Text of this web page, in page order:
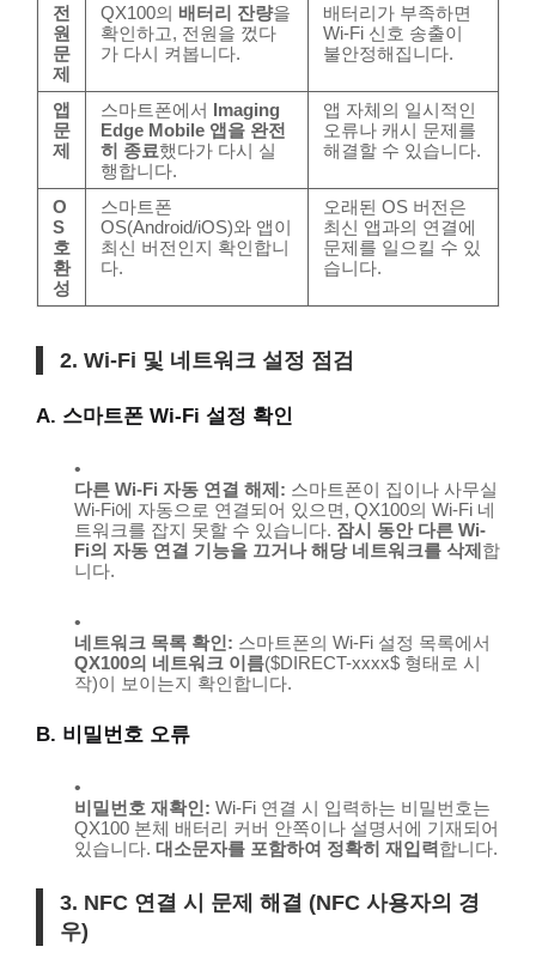
전
원
문
제
QX100의 배터리 잔량을
확인하고, 전원을 껐다
가 다시 켜봅니다.
배터리가 부족하면
Wi-Fi 신호 송출이
불안정해집니다.
앱
문
제
스마트폰에서 Imaging
Edge Mobile 앱을 완전
히 종료했다가 다시 실
행합니다.
앱 자체의 일시적인
오류나 캐시 문제를
해결할 수 있습니다.
O
S
호
환
성
스마트폰
OS(Android/iOS)와 앱이
최신 버전인지 확인합니
다.
오래된 OS 버전은
최신 앱과의 연결에
문제를 일으킬 수 있
습니다.
2. Wi-Fi 및 네트워크 설정 점검
A. 스마트폰 Wi-Fi 설정 확인
다른 Wi-Fi 자동 연결 해제: 스마트폰이 집이나 사무실
Wi-Fi에 자동으로 연결되어 있으면, QX100의 Wi-Fi 네
트워크를 잡지 못할 수 있습니다. 잠시 동안 다른 Wi-
Fi의 자동 연결 기능을 끄거나 해당 네트워크를 삭제 합
니다.
네트워크 목록 확인: 스마트폰의 Wi-Fi 설정 목록에서
QX100의 네트워크 이름($DIRECT-xxxx$ 형태로 시
작)이 보이는지 확인합니다.
B. 비밀번호 오류
비밀번호 재확인: Wi-Fi 연결 시 입력하는 비밀번호는
QX100 본체 배터리 커버 안쪽이나 설명서에 기재되어
있습니다. 대소문자를 포함하여 정확히 재입력 합니다.
3. NFC 연결 시 문제 해결 (NFC 사용자의 경
우)